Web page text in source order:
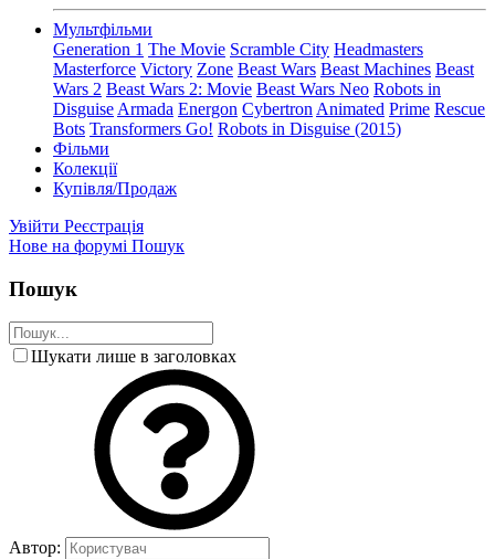
Мультфільми
Generation 1 The Movie Scramble City Headmasters
Masterforce Victory Zone Beast Wars Beast Machines Beast
Wars 2 Beast Wars 2: Movie Beast Wars Neo Robots in
Disguise Armada Energon Cybertron Animated Prime Rescue
Bots Transformers Go! Robots in Disguise (2015)
Фільми
Колекції
Купівля/Продаж
Увійти Реєстрація
Нове на форумі Пошук
Пошук
Шукати лише в заголовках
Автор: